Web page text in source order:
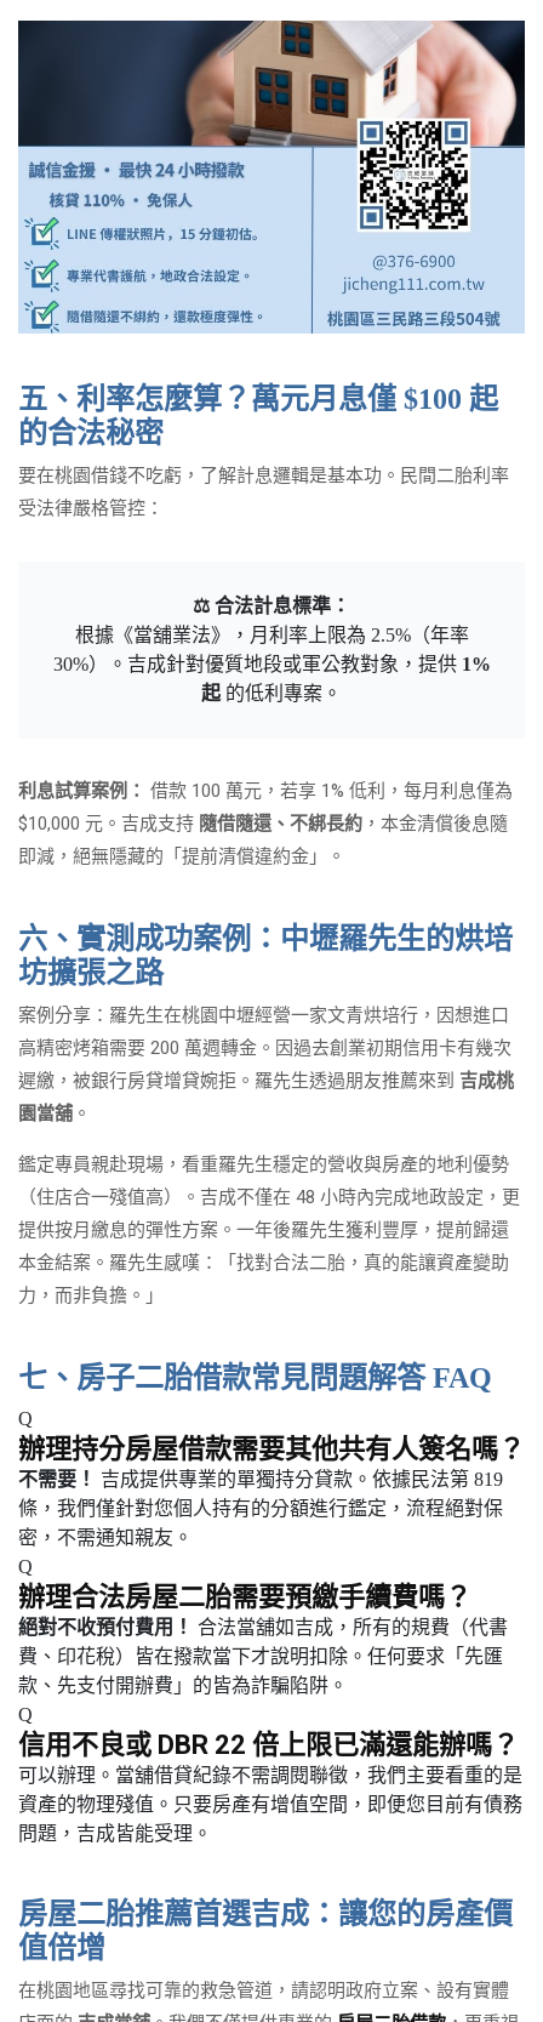
五、利率怎麼算？萬元月息僅 $100 起
的合法秘密
要在桃園借錢不吃虧，了解計息邏輯是基本功。民間二胎利率
受法律嚴格管控：
⚖️ 合法計息標準：
根據《當舖業法》，月利率上限為 2.5%（年率
30%）。吉成針對優質地段或軍公教對象，提供 1%
起 的低利專案。
利息試算案例： 借款 100 萬元，若享 1% 低利，每月利息僅為
$10,000 元。吉成支持 隨借隨還、不綁長約 ，本金清償後息隨
即減，絕無隱藏的「提前清償違約金」。
六、實測成功案例：中壢羅先生的烘培
坊擴張之路
案例分享：羅先生在桃園中壢經營一家文青烘培行，因想進口
高精密烤箱需要 200 萬週轉金。因過去創業初期信用卡有幾次
遲繳，被銀行房貸增貸婉拒。羅先生透過朋友推薦來到 吉成桃
園當舖 。
鑑定專員親赴現場，看重羅先生穩定的營收與房產的地利優勢
（住店合一殘值高）。吉成不僅在 48 小時內完成地政設定，更
提供按月繳息的彈性方案。一年後羅先生獲利豐厚，提前歸還
本金結案。羅先生感嘆：「找對合法二胎，真的能讓資產變助
力，而非負擔。」
七、房子二胎借款常見問題解答 FAQ
Q
辦理持分房屋借款需要其他共有人簽名嗎？
不需要！
吉成提供專業的單獨持分貸款。依據民法第 819
條，我們僅針對您個人持有的分額進行鑑定，流程絕對保
密，不需通知親友。
Q
辦理合法房屋二胎需要預繳手續費嗎？
絕對不收預付費用！ 合法當舖如吉成，所有的規費（代書
費、印花稅）皆在撥款當下才說明扣除。任何要求「先匯
款、先支付開辦費」的皆為詐騙陷阱。
Q
信用不良或 DBR 22 倍上限已滿還能辦嗎？
可以辦理。當舖借貸紀錄不需調閱聯徵，我們主要看重的是
資產的物理殘值。只要房產有增值空間，即便您目前有債務
問題，吉成皆能受理。
房屋二胎推薦首選吉成：讓您的房產價
值倍增
在桃園地區尋找可靠的救急管道，請認明政府立案、設有實體